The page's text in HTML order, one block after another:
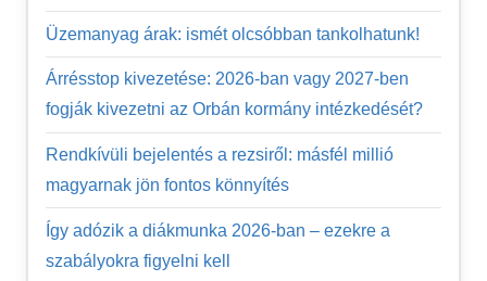
Üzemanyag árak: ismét olcsóbban tankolhatunk!
Árrésstop kivezetése: 2026-ban vagy 2027-ben
fogják kivezetni az Orbán kormány intézkedését?
Rendkívüli bejelentés a rezsiről: másfél millió
magyarnak jön fontos könnyítés
Így adózik a diákmunka 2026-ban – ezekre a
szabályokra figyelni kell